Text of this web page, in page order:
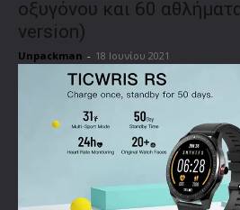
οξυγόνου και 60
version)
Unpackman - 18 Ιουνίου 2021